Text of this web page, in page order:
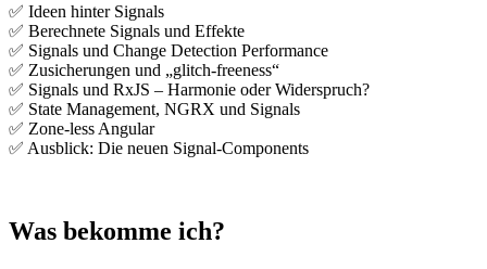
✅ Ideen hinter Signals
✅ Berechnete Signals und Effekte
✅ Signals und Change Detection Performance
✅ Zusicherungen und „glitch-freeness“
✅ Signals und RxJS – Harmonie oder Widerspruch?
✅ State Management, NGRX und Signals
✅ Zone-less Angular
✅ Ausblick: Die neuen Signal-Components
Was bekomme ich?